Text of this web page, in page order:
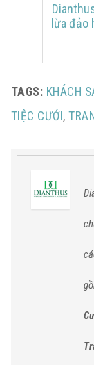
lừa đảo
TAGS: KHÁCH
TIỆC CƯỚI ,